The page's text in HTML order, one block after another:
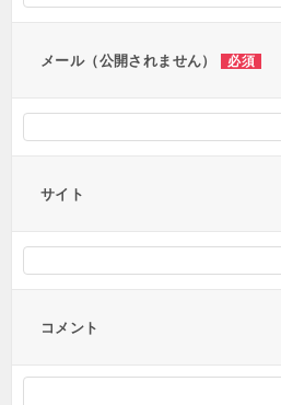
メール（公開されません） 必須
サイト
コメント